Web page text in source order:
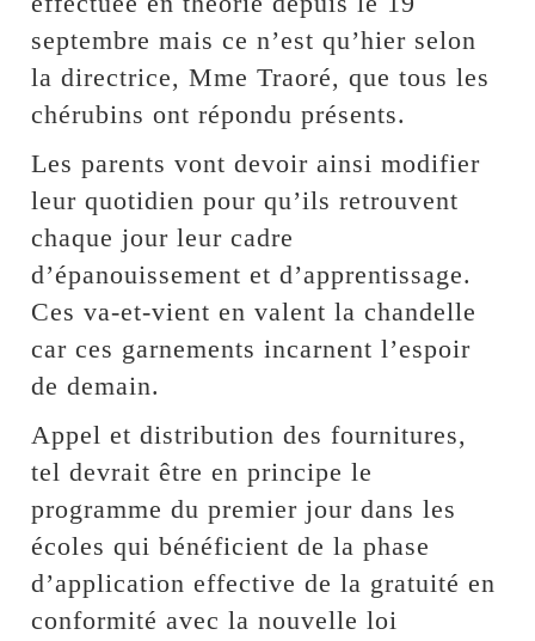
septembre mais ce n’est qu’hier selon
la directrice, Mme Traoré, que tous les
chérubins ont répondu présents.
Les parents vont devoir ainsi modifier
leur quotidien pour qu’ils retrouvent
chaque jour leur cadre
d’épanouissement et d’apprentissage.
Ces va-et-vient en valent la chandelle
car ces garnements incarnent l’espoir
de demain.
Appel et distribution des fournitures,
tel devrait être en principe le
programme du premier jour dans les
écoles qui bénéficient de la phase
d’application effective de la gratuité en
conformité avec la nouvelle loi